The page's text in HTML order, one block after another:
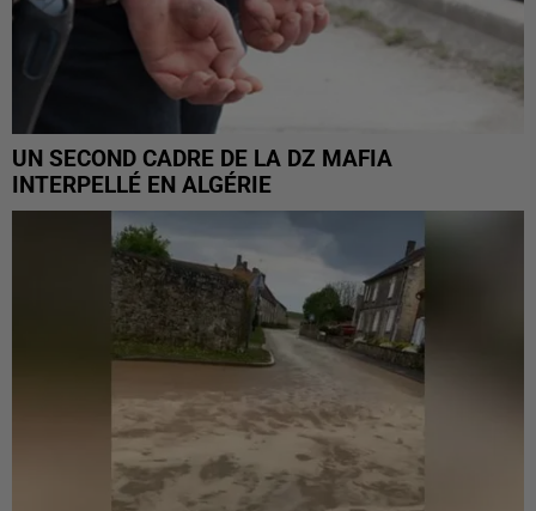
UN SECOND CADRE DE LA DZ MAFIA
INTERPELLÉ EN ALGÉRIE